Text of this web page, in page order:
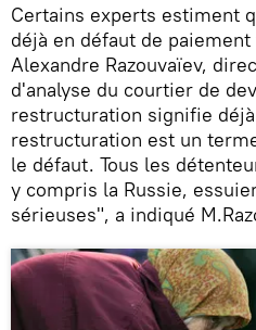
Certains experts estiment
déjà en défaut de
Alexandre Razouvaïev,
d'analyse du courtier de
restructuration signifie
restructuration est un
le défaut. Tous les
y compris la Russie,
sérieuses", a indiqué